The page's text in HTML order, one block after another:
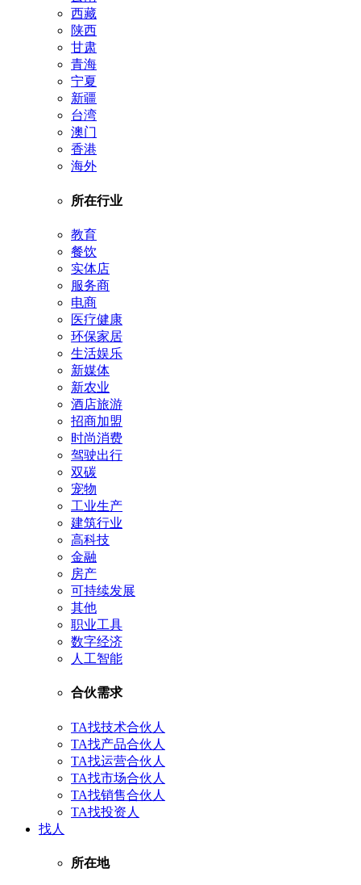
西藏
陕西
甘肃
青海
宁夏
新疆
台湾
澳门
香港
海外
所在行业
教育
餐饮
实体店
服务商
电商
医疗健康
环保家居
生活娱乐
新媒体
新农业
酒店旅游
招商加盟
时尚消费
驾驶出行
双碳
宠物
工业生产
建筑行业
高科技
金融
房产
可持续发展
其他
职业工具
数字经济
人工智能
合伙需求
TA找技术合伙人
TA找产品合伙人
TA找运营合伙人
TA找市场合伙人
TA找销售合伙人
TA找投资人
找人
所在地